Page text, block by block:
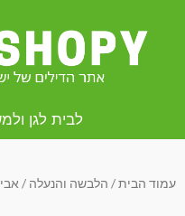
לבית לגן
עמוד הבית/ הלבשה והנעלה /